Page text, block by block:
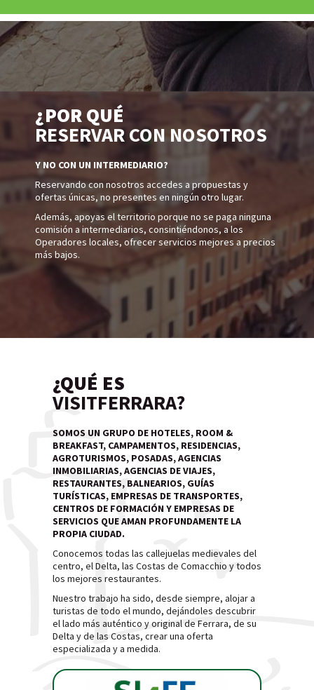
¿POR QUÉ
RESERVAR CON NOSOTROS
Y NO CON UN INTERMEDIARIO?
Reservando con nosotros accedes a propuestas y
ofertas únicas, no presentes en ningún otro lugar.
Además, apoyas el territorio porque no se paga ninguna
comisión a intermediarios, consintiéndonos, a los
Operadores locales, ofrecer servicios mejores a precios
más bajos.
¿QUÉ ES
VISITFERRARA?
SOMOS UN GRUPO DE HOTELES, ROOM &
BREAKFAST, CAMPAMENTOS, RESIDENCIAS,
AGROTURISMOS, POSADAS, AGENCIAS
INMOBILIARIAS, AGENCIAS DE VIAJES,
RESTAURANTES, BALNEARIOS, GUÍAS
TURÍSTICAS, EMPRESAS DE TRANSPORTES,
CENTROS DE FORMACIÓN Y EMPRESAS DE
SERVICIOS QUE AMAN PROFUNDAMENTE LA
PROPIA CIUDAD.
Conocemos todas las callejuelas medievales del
centro, el Delta, las Costas de Comacchio y todos
los mejores restaurantes.
Nuestro trabajo ha sido, desde siempre, alojar a
turistas de todo el mundo, dejándoles descubrir
el lado más auténtico y original de Ferrara, de su
Delta y de las Costas, crear una oferta
especializada y a medida.